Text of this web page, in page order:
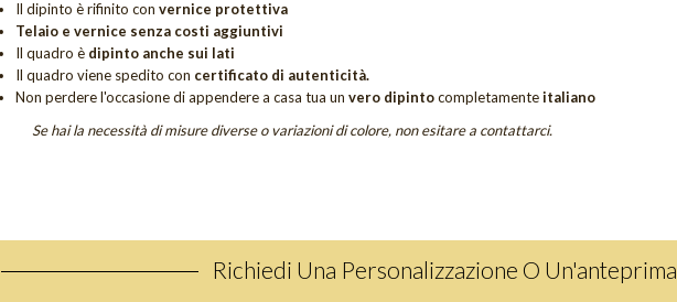
Il dipinto è rifinito con vernice protettiva
Telaio e vernice senza costi aggiuntivi
Il quadro è dipinto anche sui lati
Il quadro viene spedito con certificato di autenticità.
Non perderel'occasione di appendere a casa tua un vero dipintocompletamenteitaliano
Se hai la necessità di misure diverse o variazioni di colore, non esitare a contattarci.
Richiedi Una Personalizzazione O Un'anteprima